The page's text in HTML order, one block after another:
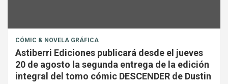
CÓMIC & NOVELA GRÁFICA
Astiberri Ediciones publicará desde el jueves
20 de agosto la segunda entrega de la edición
integral del tomo cómic DESCENDER de Dustin